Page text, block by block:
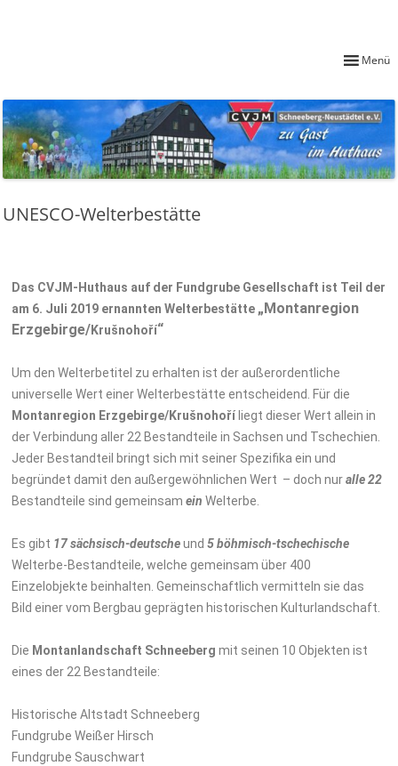
Menü
UNESCO-Welterbestätte
Das CVJM-Huthaus auf der Fundgrube Gesellschaft ist Teil der
am 6. Juli 2019 ernannten Welterbestätte „Montanregion
Erzgebirge/Krušnohoří“
Um den Welterbetitel zu erhalten ist der außerordentliche
universelle Wert einer Welterbestätte entscheidend. Für die
Montanregion Erzgebirge/Krušnohoříliegt dieser Wert allein in
der Verbindung aller 22 Bestandteile in Sachsen und Tschechien.
Jeder Bestandteil bringt sich mit seiner Spezifika ein und
begründet damit den außergewöhnlichen Wert – doch nuralle 22
Bestandteile sind gemeinsam ein Welterbe.
Es gibt 17 sächsisch-deutscheund 5 böhmisch-tschechische
Welterbe-Bestandteile, welche gemeinsam über 400
Einzelobjekte beinhalten. Gemeinschaftlich vermitteln sie das
Bild einer vom Bergbau geprägten historischen Kulturlandschaft.
Die Montanlandschaft Schneeberg mit seinen 10 Objekten ist
eines der 22 Bestandteile:
Historische Altstadt Schneeberg
Fundgrube Weißer Hirsch
Fundgrube Sauschwart